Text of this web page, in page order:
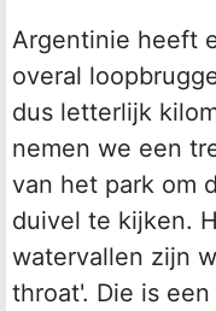
Argentinie heeft
overal
dus letterlijk
nemen we een
van het park om
duivel te kijken.
watervallen zijn
throat'. Die is